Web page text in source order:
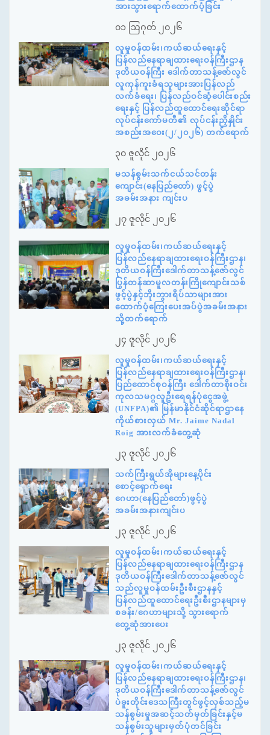
အားသွားရောက်ထောက်ပံ့ခြင်း
၀၁ ဩဂုတ် ၂၀၂၆
လူမှုဝန်ထမ်း၊ကယ်ဆယ်ရေးနှင့်
ပြန်လည်နေရာချထားရေးဝန်ကြီးဌာန
ဒုတိယဝန်ကြီး ဒေါက်တာသန့်ဇော်လွင်
လူကုန်ကူးခံရသူများအားပြန်လည်
လက်ခံရေး၊ ပြန်လည်ဝင်ဆံ့ပေါင်းစည်း
ရေးနှင့် ပြန်လည်ထူထောင်ရေးဆိုင်ရာ
လုပ်ငန်းကော်မတီ၏ လုပ်ငန်းညှိနှိုင်း
အစည်းအဝေး(၂/၂၀၂၆) တက်ရောက်
၃၀ ဇူလိုင် ၂၀၂၆
မသန်စွမ်းသက်ငယ်သင်တန်း
ကျောင်း(နေပြည်တော်) ဖွင့်ပွဲ
အခမ်းအနား ကျင်းပ
၂၇ ဇူလိုင် ၂၀၂၆
လူမှုဝန်ထမ်း၊ကယ်ဆယ်ရေးနှင့်
ပြန်လည်နေရာချထားရေးဝန်ကြီးဌာန၊
ဒုတိယဝန်ကြီးဒေါက်တာသန့်ဇော်လွင်
ပြွန်တန်ဆာမူလတန်းကြိုကျောင်းသစ်
ဖွင့်ပွဲနှင့်ဘိုးဘွားရိပ်သာများအား
ထောက်ပံ့ကြေးပေးအပ်ပွဲအခမ်းအနား
သို့တက်ရောက်
၂၄ ဇူလိုင် ၂၀၂၆
လူမှုဝန်ထမ်း၊ကယ်ဆယ်ရေးနှင့်
ပြန်လည်နေရာချထားရေးဝန်ကြီးဌာန၊
ပြည်ထောင်စုဝန်ကြီး ဒေါက်တာစိုးဝင်း
ကုလသမဂ္ဂလူဦးရေရန်ပုံငွေအဖွဲ့
(UNFPA)၏ မြန်မာနိုင်ငံဆိုင်ရာဌာနေ
ကိုယ်စားလှယ် Mr. Jaime Nadal
Roig အားလက်ခံတွေ့ဆုံ
၂၃ ဇူလိုင် ၂၀၂၆
သက်ကြီးရွယ်အိုများနေ့ပိုင်း
စောင့်ရှောက်ရေး
ဂေဟာ(နေပြည်တော်)ဖွင့်ပွဲ
အခမ်းအနားကျင်းပ
၂၃ ဇူလိုင် ၂၀၂၆
လူမှုဝန်ထမ်း၊ကယ်ဆယ်ရေးနှင့်
ပြန်လည်နေရာချထားရေးဝန်ကြီးဌာန
ဒုတိယဝန်ကြီးဒေါက်တာသန့်ဇော်လွင်
သည်လူမှုဝန်ထမ်းဦးစီးဌာနနှင့်
ပြန်လည်ထူထောင်ရေးဦးစီးဌာနများမှ
စခန်း/ဂေဟာများသို့ သွားရောက်
တွေ့ဆုံအားပေး
၂၃ ဇူလိုင် ၂၀၂၆
လူမှုဝန်ထမ်း၊ကယ်ဆယ်ရေးနှင့်
ပြန်လည်နေရာချထားရေးဝန်ကြီးဌာန၊
ဒုတိယဝန်ကြီးဒေါက်တာသန့်ဇော်လွင်
ပဲခူးတိုင်းဒေသကြီးတွင်ဖွင့်လှစ်သည့်မ
သန်စွမ်းမှုအဆင့်သတ်မှတ်ခြင်းနှင့်မ
သန်စွမ်းသူများမှတ်ပုံတင်ခြင်း